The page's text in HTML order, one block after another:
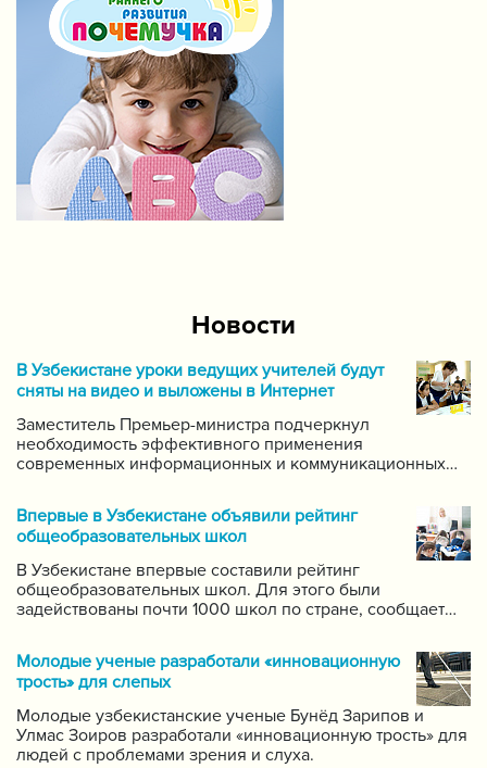
Новости
В Узбекистане уроки ведущих учителей будут
сняты на видео и выложены в Интернет
Заместитель Премьер-министра подчеркнул
необходимость эффективного применения
современных информационных и коммуникационных
систему для размещения в интернете видео-уроков
самых ведущих учителей по каждому предмету.
Впервые в Узбекистане объявили рейтинг
общеобразовательных школ
В Узбекистане впервые составили рейтинг
общеобразовательных школ. Для этого были
задействованы почти 1000 школ по стране, сообщает
за качеством образования при Кабинете Министров
Республики Узбекистан.
Молодые ученые разработали «инновационную
трость» для слепых
Молодые узбекистанские ученые Бунёд Зарипов и
Улмас Зоиров разработали «инновационную трость» для
людей с проблемами зрения и слуха.